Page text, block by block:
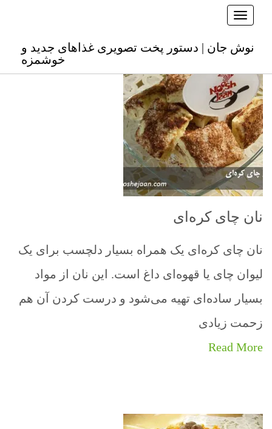
Toggle navigation
نوش جان | دستور پخت تصویری غذاهای جدید و
خوشمزه
نان چای کره‌ای
نان چای کره‌ای یک همراه بسیار دلچسب برای یک
لیوان چای یا قهوه‌ای داغ است. این نان از مواد
بسیار ساده‌ای تهیه می‌شود و درست کردن آن هم
زحمت زیادی
Read More